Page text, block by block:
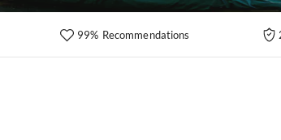
99% Recommendations